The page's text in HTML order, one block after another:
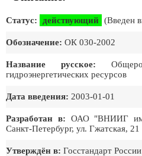
Статус: действующий (Введен
Обозначение: ОК 030-2002
Название русское:
гидроэнергетических ресурсов
Дата введения: 2003-01-01
Разработан в: ОАО "ВНИИГ им.
Санкт-Петербург, ул. Гжатская, 21
Утверждён в: Госстандарт